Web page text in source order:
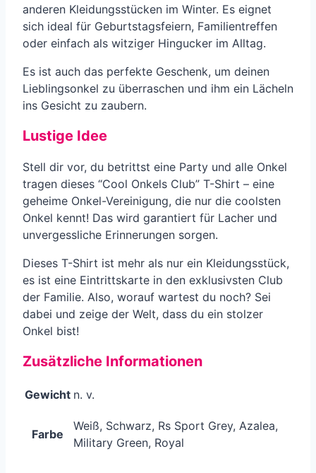
anderen Kleidungsstücken im Winter. Es eignet
sich ideal für Geburtstagsfeiern, Familientreffen
oder einfach als witziger Hingucker im Alltag.
Es ist auch das perfekte Geschenk, um deinen
Lieblingsonkel zu überraschen und ihm ein Lächeln
ins Gesicht zu zaubern.
Lustige Idee
Stell dir vor, du betrittst eine Party und alle Onkel
tragen dieses “Cool Onkels Club” T-Shirt – eine
geheime Onkel-Vereinigung, die nur die coolsten
Onkel kennt! Das wird garantiert für Lacher und
unvergessliche Erinnerungen sorgen.
Dieses T-Shirt ist mehr als nur ein Kleidungsstück,
es ist eine Eintrittskarte in den exklusivsten Club
der Familie. Also, worauf wartest du noch? Sei
dabei und zeige der Welt, dass du ein stolzer
Onkel bist!
Zusätzliche Informationen
Gewicht n. v.
Farbe
Weiß, Schwarz, Rs Sport Grey, Azalea,
Military Green, Royal